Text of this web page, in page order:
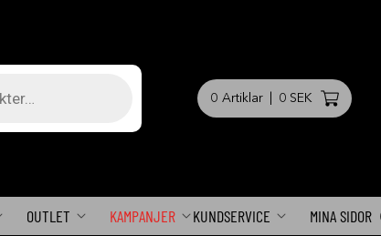
0 Artiklar 0 SEK
OUTLET KAMPANJER KUNDSERVICE MINA SIDOR